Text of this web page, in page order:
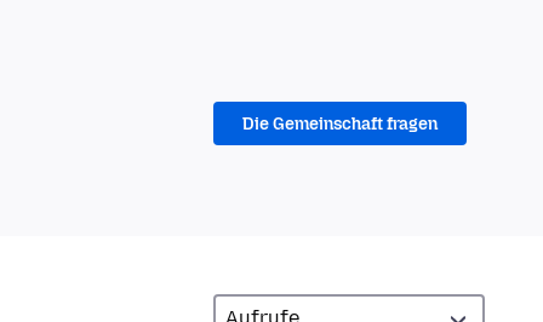
Die Gemeinschaft fragen